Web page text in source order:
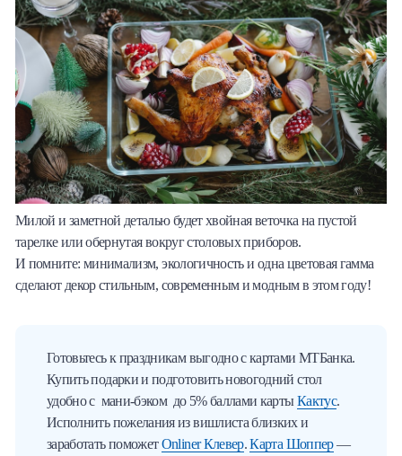
Милой и заметной деталью будет хвойная веточка на пустой
тарелке или обернутая вокруг столовых приборов.
И помните: минимализм, экологичность и одна цветовая гамма
сделают декор стильным, современным и модным в этом году!
Готовьтесь к праздникам выгодно с картами МТБанка.
Купить подарки и подготовить новогодний стол
удобно с мани-бэком до 5% баллами картыКактус.
Исполнить пожелания из вишлиста близких и
заработать поможетOnliner Клевер.Карта Шоппер—